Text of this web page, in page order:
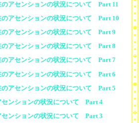
のアセンションの状況について Part 11
のアセンションの状況について Part 10
のアセンションの状況について Part 9
のアセンションの状況について Part 8
のアセンションの状況について Part 7
のアセンションの状況について Part 6
のアセンションの状況について Part 5
センションの状況について Part 4
センションの状況について Part 3